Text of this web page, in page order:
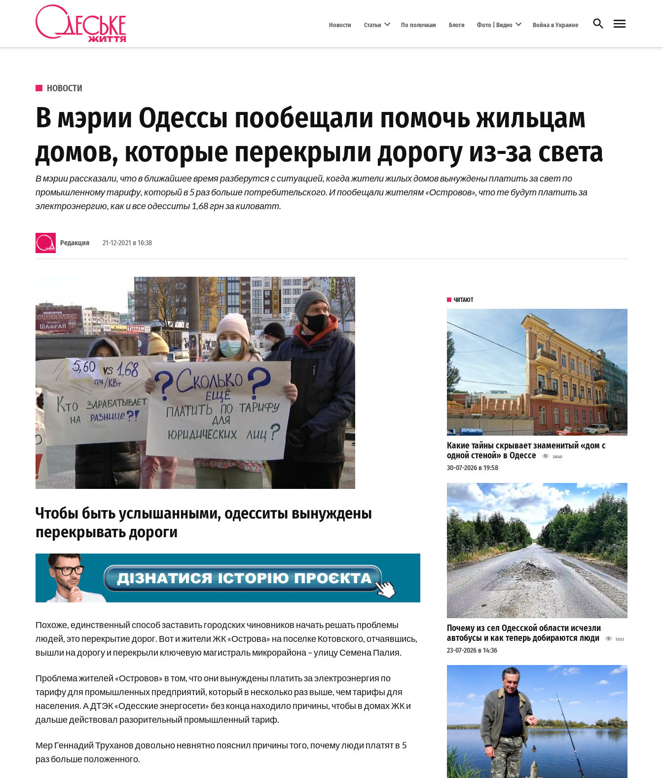
Перейти к содержанию
Новости Статьи По полочкам Блоги Фото | Видео Война в Украине Открыть поиск
ОПУБЛИКОВАНО В
НОВОСТИ
В мэрии Одессы пообещали помочь жильцам
домов, которые перекрыли дорогу из-за света
В мэрии рассказали, что в ближайшее время разберутся с ситуацией, когда жители жилых домов вынуждены платить за свет по
промышленному тарифу, который в 5 раз больше потребительского. И пообещали жителям «Островов», что те будут платить за
электроэнергию, как и все одесситы 1,68 грн за киловатт.
Редакция 21-12-2021 в 16:38
Чтобы быть услышанными, одесситы вынуждены
перекрывать дороги
Похоже, единственный способ заставить городских чиновников начать решать проблемы
людей, это перекрытие дорог. Вот и жители ЖК «Острова» на поселке Котовского, отчаявшись,
вышли на дорогу и перекрыли ключевую магистраль микрорайона – улицу Семена Палия.
Проблема жителей «Островов» в том, что они вынуждены платить за электроэнергия по
тарифу для промышленных предприятий, который в несколько раз выше, чем тарифы для
населения. А ДТЭК «Одесские энергосети» без конца находило причины, чтобы в домах ЖК и
дальше действовал разорительный промышленный тариф.
Мер Геннадий Труханов довольно невнятно пояснил причины того, почему люди платят в 5
раз больше положенного.
ЧИТАЮТ
Какие тайны скрывает знаменитый «дом с
одной стеной» в Одессе
34140
30-07-2026 в 19:58
Почему из сел Одесской области исчезли
автобусы и как теперь добираются люди
5103
23-07-2026 в 14:36